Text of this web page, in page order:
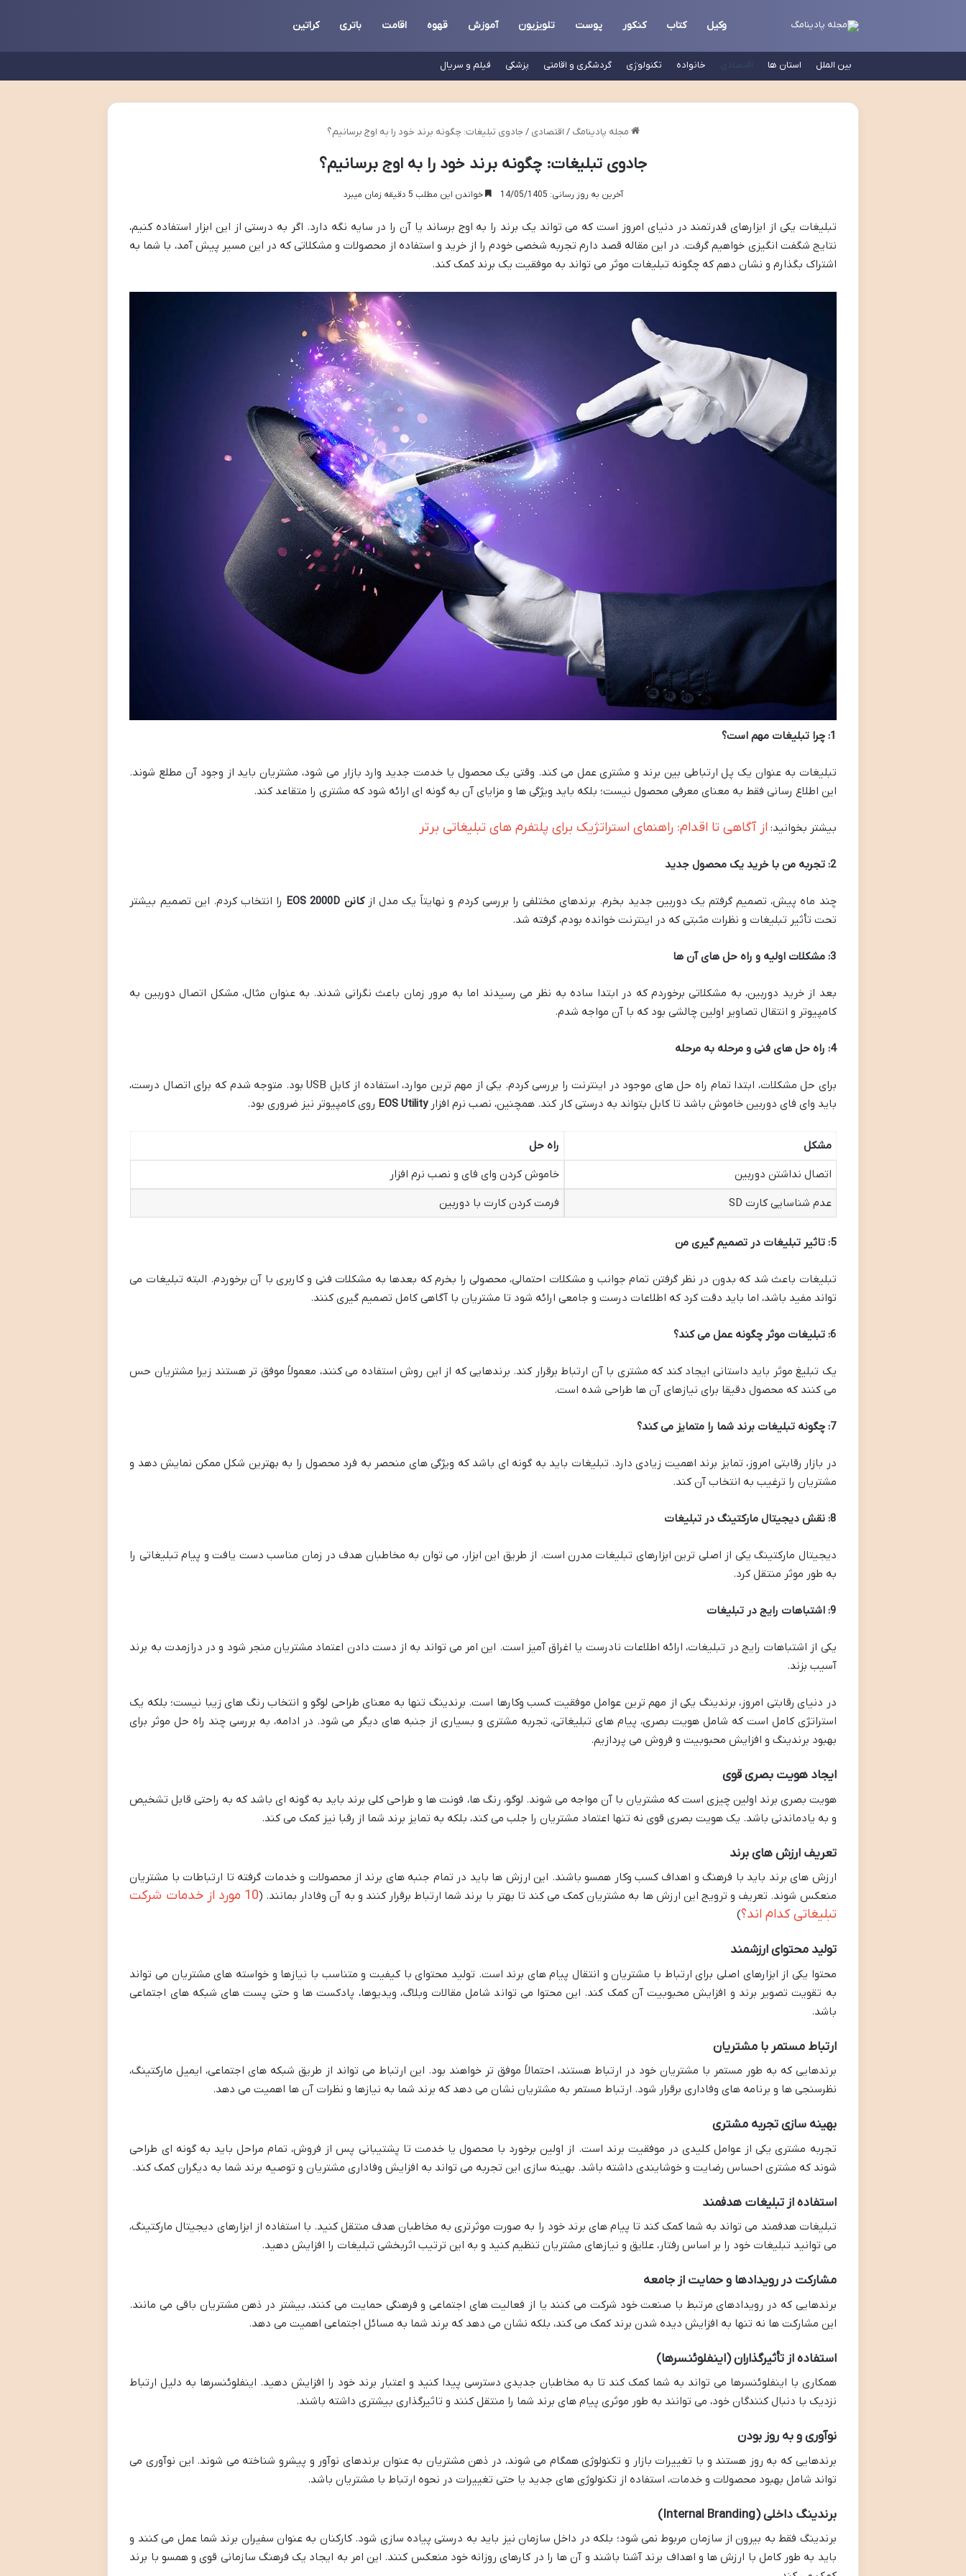
وکیل کتاب کنکور پوست تلویزیون آموزش قهوه اقامت باتری کراتین
بین الملل استان ها خانواده تکنولوژی گردشگری و اقامتی پزشکی فیلم و سریال
مجله پادینامگ / اقتصادی / جادوی تبلیغات: چگونه برند خود را به اوج برسانیم؟
جادوی تبلیغات: چگونه برند خود را به اوج برسانیم؟
آخرین به روز رسانی: 14/05/1405 خواندن این مطلب 5 دقیقه زمان میبرد
تبلیغات یکی از ابزارهای قدرتمند در دنیای امروز است که می تواند یک برند را به اوج برساند یا آن را در سایه نگه دارد. اگر به درستی از این ابزار استفاده کنیم،
نتایج شگفت انگیزی خواهیم گرفت. در این مقاله قصد دارم تجربه شخصی خودم را از خرید و استفاده از محصولات و مشکلاتی که در این مسیر پیش آمد، با شما به
اشتراک بگذارم و نشان دهم که چگونه تبلیغات موثر می تواند به موفقیت یک برند کمک کند.
تبلیغات به عنوان یک پل ارتباطی بین برند و مشتری عمل می کند. وقتی یک محصول یا خدمت جدید وارد بازار می شود، مشتریان باید از وجود آن مطلع شوند.
این اطلاع رسانی فقط به معنای معرفی محصول نیست؛ بلکه باید ویژگی ها و مزایای آن به گونه ای ارائه شود که مشتری را متقاعد کند.
بیشتر بخوانید: از آگاهی تا اقدام: راهنمای استراتژیک برای پلتفرم های تبلیغاتی برتر
2: تجربه من با خرید یک محصول جدید
چند ماه پیش، تصمیم گرفتم یک دوربین جدید بخرم. برندهای مختلفی را بررسی کردم و نهایتاً یک مدل ازکانن
را انتخاب کردم. این تصمیم بیشتر
تحت تأثیر تبلیغات و نظرات مثبتی که در اینترنت خوانده بودم، گرفته شد​.
3: مشکلات اولیه و راه حل های آن ها
بعد از خرید دوربین، به مشکلاتی برخوردم که در ابتدا ساده به نظر می رسیدند اما به مرور زمان باعث نگرانی شدند. به عنوان مثال، مشکل اتصال دوربین به
کامپیوتر و انتقال تصاویر اولین چالشی بود که با آن مواجه شدم​.
4: راه حل های فنی و مرحله به مرحله
برای حل مشکلات، ابتدا تمام راه حل های موجود در اینترنت را بررسی کردم. یکی از مهم ترین موارد، استفاده از کابل USB بود. متوجه شدم که برای اتصال درست،
باید وای فای دوربین خاموش باشد تا کابل بتواند به درستی کار کند​. همچنین، نصب نرم افزارEOS Utility روی کامپیوتر نیز ضروری بود.
مشکل
راه حل
اتصال نداشتن دوربین
خاموش کردن وای فای و نصب نرم افزار
عدم شناسایی کارت SD
فرمت کردن کارت با دوربین
5: تاثیر تبلیغات در تصمیم گیری من
تبلیغات باعث شد که بدون در نظر گرفتن تمام جوانب و مشکلات احتمالی، محصولی را بخرم که بعدها به مشکلات فنی و کاربری با آن برخوردم. البته تبلیغات می
تواند مفید باشد، اما باید دقت کرد که اطلاعات درست و جامعی ارائه شود تا مشتریان با آگاهی کامل تصمیم گیری کنند.
6: تبلیغات موثر چگونه عمل می کند؟
یک تبلیغ موثر باید داستانی ایجاد کند که مشتری با آن ارتباط برقرار کند. برندهایی که از این روش استفاده می کنند، معمولاً موفق تر هستند زیرا مشتریان حس
می کنند که محصول دقیقا برای نیازهای آن ها طراحی شده است.
7: چگونه تبلیغات برند شما را متمایز می کند؟
در بازار رقابتی امروز، تمایز برند اهمیت زیادی دارد. تبلیغات باید به گونه ای باشد که ویژگی های منحصر به فرد محصول را به بهترین شکل ممکن نمایش دهد و
مشتریان را ترغیب به انتخاب آن کند.
8: نقش دیجیتال مارکتینگ در تبلیغات
دیجیتال مارکتینگ یکی از اصلی ترین ابزارهای تبلیغات مدرن است. از طریق این ابزار، می توان به مخاطبان هدف در زمان مناسب دست یافت و پیام تبلیغاتی را
به طور موثر منتقل کرد.
9: اشتباهات رایج در تبلیغات
یکی از اشتباهات رایج در تبلیغات، ارائه اطلاعات نادرست یا اغراق آمیز است. این امر می تواند به از دست دادن اعتماد مشتریان منجر شود و در درازمدت به برند
آسیب بزند.
در دنیای رقابتی امروز، برندینگ یکی از مهم ترین عوامل موفقیت کسب وکارها است. برندینگ تنها به معنای طراحی لوگو و انتخاب رنگ های زیبا نیست؛ بلکه یک
استراتژی کامل است که شامل هویت بصری، پیام های تبلیغاتی، تجربه مشتری و بسیاری از جنبه های دیگر می شود. در ادامه، به بررسی چند راه حل موثر برای
بهبود برندینگ و افزایش محبوبیت و فروش می پردازیم.
ایجاد هویت بصری قوی
هویت بصری برند اولین چیزی است که مشتریان با آن مواجه می شوند. لوگو، رنگ ها، فونت ها و طراحی کلی برند باید به گونه ای باشد که به راحتی قابل تشخیص
و به یادماندنی باشد. یک هویت بصری قوی نه تنها اعتماد مشتریان را جلب می کند، بلکه به تمایز برند شما از رقبا نیز کمک می کند.
تعریف ارزش های برند
ارزش های برند باید با فرهنگ و اهداف کسب وکار همسو باشند. این ارزش ها باید در تمام جنبه های برند از محصولات و خدمات گرفته تا ارتباطات با مشتریان
منعکس شوند. تعریف و ترویج این ارزش ها به مشتریان کمک می کند تا بهتر با برند شما ارتباط برقرار کنند و به آن وفادار بمانند. (
10 مورد از خدمات شرکت
تبلیغاتی کدام اند؟)
تولید محتوای ارزشمند
محتوا یکی از ابزارهای اصلی برای ارتباط با مشتریان و انتقال پیام های برند است. تولید محتوای با کیفیت و متناسب با نیازها و خواسته های مشتریان می تواند
به تقویت تصویر برند و افزایش محبوبیت آن کمک کند. این محتوا می تواند شامل مقالات وبلاگ، ویدیوها، پادکست ها و حتی پست های شبکه های اجتماعی
باشد.
ارتباط مستمر با مشتریان
برندهایی که به طور مستمر با مشتریان خود در ارتباط هستند، احتمالاً موفق تر خواهند بود. این ارتباط می تواند از طریق شبکه های اجتماعی، ایمیل مارکتینگ،
نظرسنجی ها و برنامه های وفاداری برقرار شود. ارتباط مستمر به مشتریان نشان می دهد که برند شما به نیازها و نظرات آن ها اهمیت می دهد.
بهینه سازی تجربه مشتری
تجربه مشتری یکی از عوامل کلیدی در موفقیت برند است. از اولین برخورد با محصول یا خدمت تا پشتیبانی پس از فروش، تمام مراحل باید به گونه ای طراحی
شوند که مشتری احساس رضایت و خوشایندی داشته باشد. بهینه سازی این تجربه می تواند به افزایش وفاداری مشتریان و توصیه برند شما به دیگران کمک کند.
استفاده از تبلیغات هدفمند
تبلیغات هدفمند می تواند به شما کمک کند تا پیام های برند خود را به صورت موثرتری به مخاطبان هدف منتقل کنید. با استفاده از ابزارهای دیجیتال مارکتینگ،
می توانید تبلیغات خود را بر اساس رفتار، علایق و نیازهای مشتریان تنظیم کنید و به این ترتیب اثربخشی تبلیغات را افزایش دهید.
مشارکت در رویدادها و حمایت از جامعه
برندهایی که در رویدادهای مرتبط با صنعت خود شرکت می کنند یا از فعالیت های اجتماعی و فرهنگی حمایت می کنند، بیشتر در ذهن مشتریان باقی می مانند.
این مشارکت ها نه تنها به افزایش دیده شدن برند کمک می کند، بلکه نشان می دهد که برند شما به مسائل اجتماعی اهمیت می دهد.
استفاده از تأثیرگذاران (اینفلوئنسرها)
همکاری با اینفلوئنسرها می تواند به شما کمک کند تا به مخاطبان جدیدی دسترسی پیدا کنید و اعتبار برند خود را افزایش دهید. اینفلوئنسرها به دلیل ارتباط
نزدیک با دنبال کنندگان خود، می توانند به طور موثری پیام های برند شما را منتقل کنند و تاثیرگذاری بیشتری داشته باشند.
نوآوری و به روز بودن
برندهایی که به روز هستند و با تغییرات بازار و تکنولوژی همگام می شوند، در ذهن مشتریان به عنوان برندهای نوآور و پیشرو شناخته می شوند. این نوآوری می
تواند شامل بهبود محصولات و خدمات، استفاده از تکنولوژی های جدید یا حتی تغییرات در نحوه ارتباط با مشتریان باشد.
برندینگ داخلی(Internal Branding)
برندینگ فقط به بیرون از سازمان مربوط نمی شود؛ بلکه در داخل سازمان نیز باید به درستی پیاده سازی شود. کارکنان به عنوان سفیران برند شما عمل می کنند و
باید به طور کامل با ارزش ها و اهداف برند آشنا باشند و آن ها را در کارهای روزانه خود منعکس کنند. این امر به ایجاد یک فرهنگ سازمانی قوی و همسو با برند